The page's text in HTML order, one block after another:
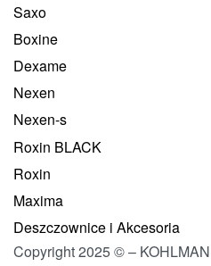
Saxo
Boxine
Dexame
Nexen
Nexen-s
Roxin BLACK
Roxin
Maxima
Deszczownice i Akcesoria
Copyright 2025 © –